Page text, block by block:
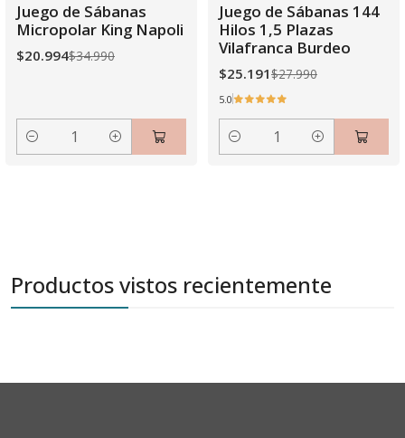
Juego de Sábanas
Micropolar King Napoli
$20.994$34.990
Cantidad
Juego de Sábanas 144
Hilos 1,5 Plazas
Vilafranca Burdeo
$25.191$27.990
5.0
Cantidad
Productos vistos recientemente